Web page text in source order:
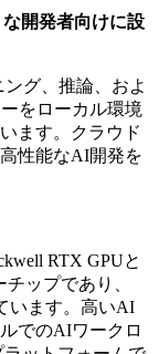
開発者向けに設
グ、推論、およ
をローカル環境
ます。クラウド
性能なAI開発を
RTX GPUと
ップであり、
います。高いAI
でのAIワークロ